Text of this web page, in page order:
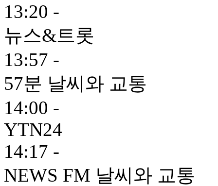
13:20 -
뉴스&트롯
13:57 -
57분 날씨와 교통
14:00 -
YTN24
14:17 -
NEWS FM 날씨와 교통